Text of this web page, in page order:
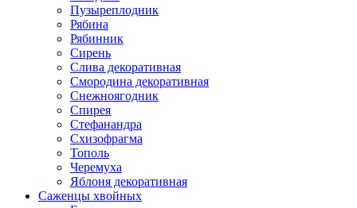
Пузыреплодник
Рябина
Рябинник
Сирень
Слива декоративная
Смородина декоративная
Снежноягодник
Спирея
Стефанандра
Схизофрагма
Тополь
Черемуха
Яблоня декоративная
Саженцы хвойных